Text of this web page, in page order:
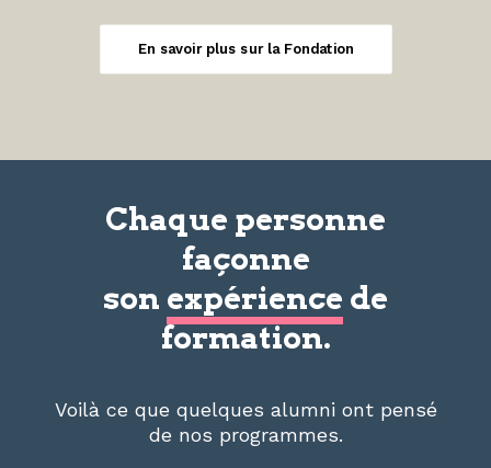
En savoir plus sur la Fondation
Chaque personne
façonne
son expérience de
formation.
Voilà ce que quelques alumni ont pensé
de nos programmes.